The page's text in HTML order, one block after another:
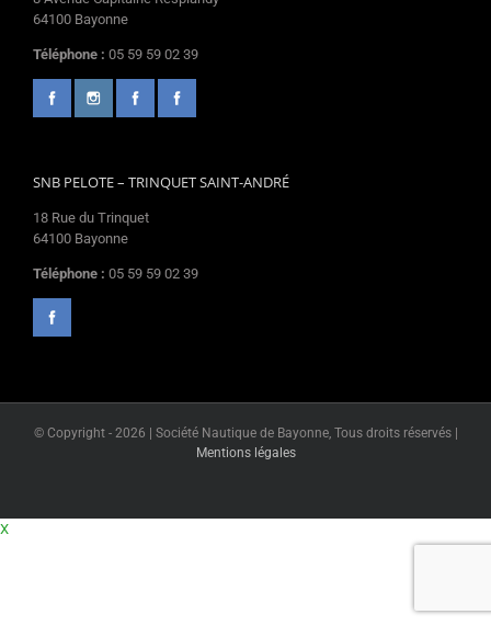
64100 Bayonne
Téléphone : 05 59 59 02 39
SNB PELOTE – TRINQUET SAINT-ANDRÉ
18 Rue du Trinquet
64100 Bayonne
Téléphone : 05 59 59 02 39
© Copyright - 2026 | Société Nautique de Bayonne, Tous droits réservés |
Mentions légales
X